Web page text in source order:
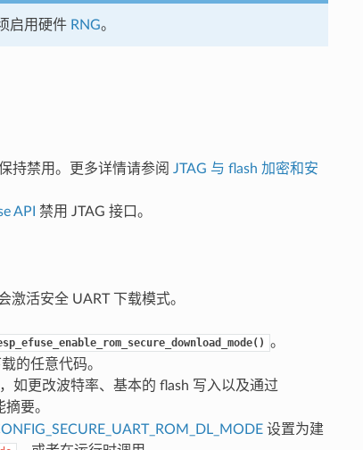
启用硬件 RNG。
持禁用。更多详情请参阅 JTAG 与 flash 加密和安
API 禁用 JTAG 接口。
激活安全 UART 下载模式。
。
的任意代码。
如更改波特率、基本的 flash 写入以及通过
要。
设置为建